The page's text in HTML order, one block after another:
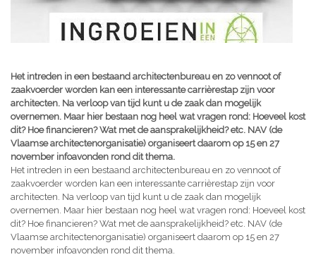
Het intreden in een bestaand architectenbureau en zo vennoot of
zaakvoerder worden kan een interessante carrièrestap zijn voor
architecten. Na verloop van tijd kunt u de zaak dan mogelijk
overnemen. Maar hier bestaan nog heel wat vragen rond: Hoeveel kost
dit? Hoe financieren? Wat met de aansprakelijkheid? etc. NAV (de
Vlaamse architectenorganisatie) organiseert daarom op 15 en 27
november infoavonden rond dit thema.
Het intreden in een bestaand architectenbureau en zo vennoot of
zaakvoerder worden kan een interessante carrièrestap zijn voor
architecten. Na verloop van tijd kunt u de zaak dan mogelijk
overnemen. Maar hier bestaan nog heel wat vragen rond: Hoeveel kost
dit? Hoe financieren? Wat met de aansprakelijkheid? etc. NAV (de
Vlaamse architectenorganisatie) organiseert daarom op 15 en 27
november infoavonden rond dit thema.